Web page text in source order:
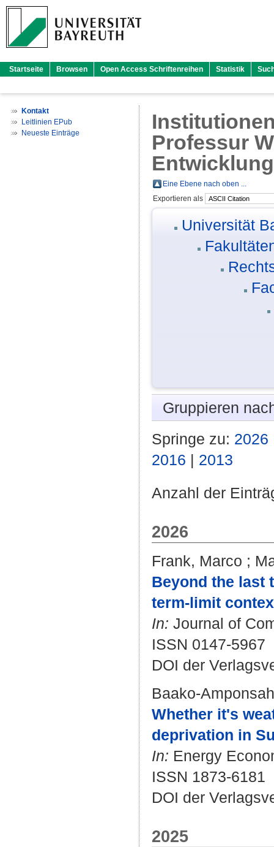
Startseite Browsen Open Access Schriftenreihen Statistik
Kontakt
Leitlinien EPub
Neueste Einträge
Professur
Entwicklung
Eine Ebene nach oben ...
Exportieren als
Universität
Gruppieren
Springe zu: 2026
2016 | 2013
Anzahl der
2026
Frank, Marco ;
Beyond the last
term-limit
In: Journal of
ISSN 0147-5967
DOI der
Baako-
Whether it's
deprivation in
In: Energy
ISSN 1873-6181
DOI der
2025